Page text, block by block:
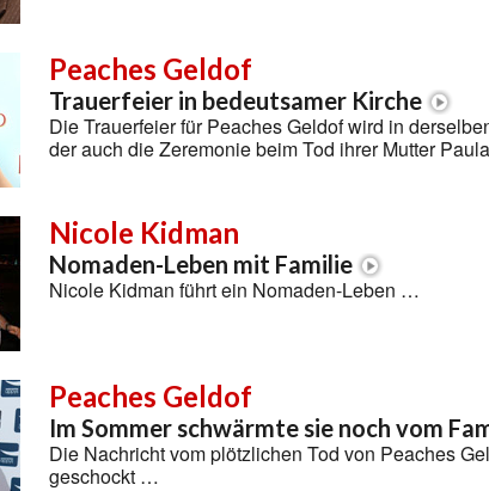
Peaches Geldof
Trauerfeier in bedeutsamer Kirche
Die Trauerfeier für Peaches Geldof wird in
der auch die Zeremonie beim Tod ihrer Mutter
Nicole Kidman
Nomaden-Leben mit Familie
Nicole Kidman führt ein Nomaden-Leben …
Peaches Geldof
Im Sommer schwärmte sie noch vom
Die Nachricht vom plötzlichen Tod von Peaches
geschockt …